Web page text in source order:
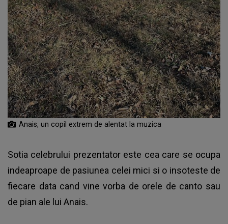
Anais, un copil extrem de alentat la muzica
Sotia celebrului prezentator este cea care se ocupa
indeaproape de pasiunea celei mici si o insoteste de
fiecare data cand vine vorba de orele de canto sau
de pian ale lui Anais.